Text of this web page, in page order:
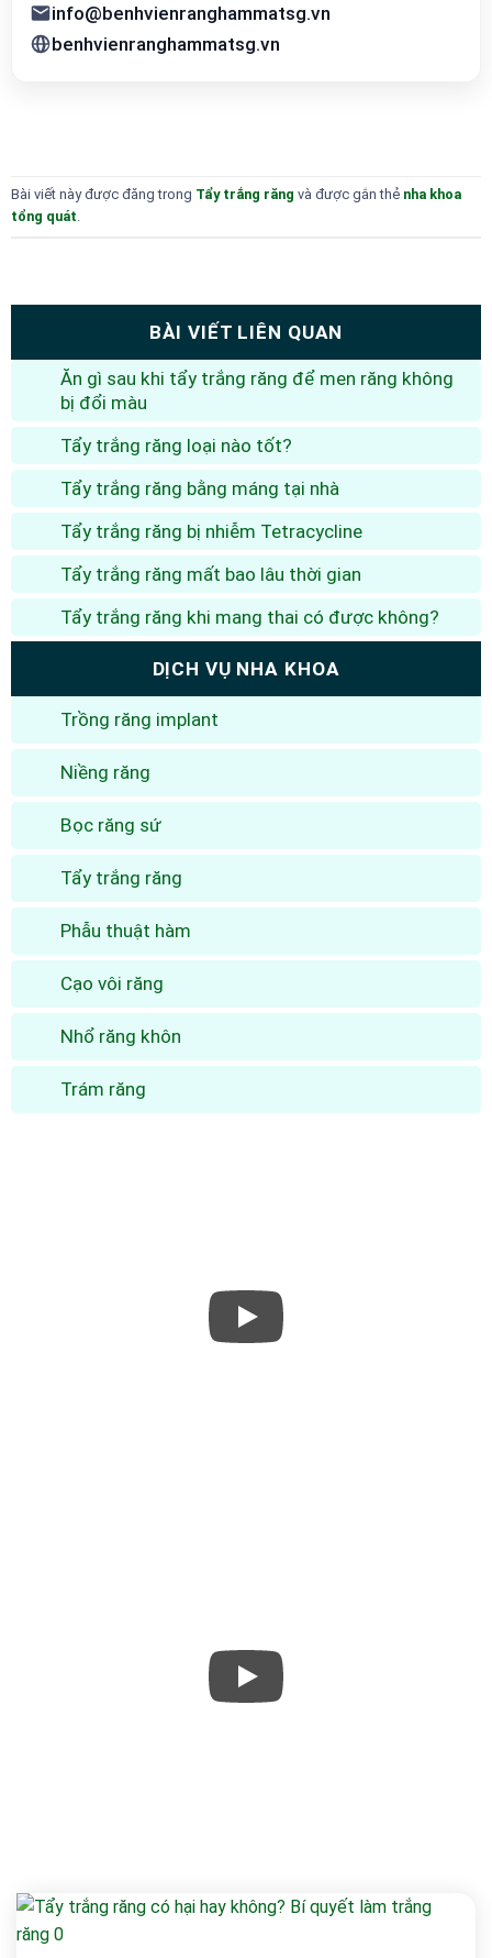
info@benhvienranghammatsg.vn
benhvienranghammatsg.vn
Bài viết này được đăng trong Tẩy trắng răng và được gắn thẻ nha khoa
tổng quát.
BÀI VIẾT LIÊN QUAN
Ăn gì sau khi tẩy trắng răng để men răng không
bị đổi màu
Tẩy trắng răng loại nào tốt?
Tẩy trắng răng bằng máng tại nhà
Tẩy trắng răng bị nhiễm Tetracycline
Tẩy trắng răng mất bao lâu thời gian
Tẩy trắng răng khi mang thai có được không?
DỊCH VỤ NHA KHOA
Trồng răng implant
Niềng răng
Bọc răng sứ
Tẩy trắng răng
Phẫu thuật hàm
Cạo vôi răng
Nhổ răng khôn
Trám răng